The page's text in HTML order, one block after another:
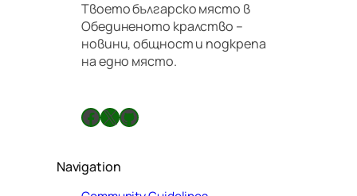
Твоето българско място в
Обединеното кралство –
новини, общност и подкрепа
на едно място.
Facebook X GitHub
Navigation